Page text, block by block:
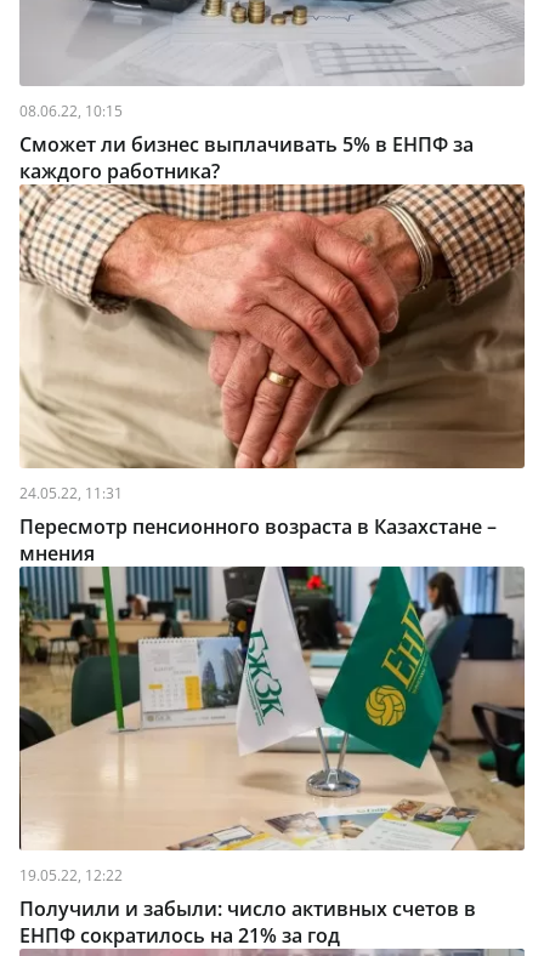
08.06.22, 10:15
Сможет ли бизнес выплачивать 5% в ЕНПФ за
каждого работника?
24.05.22, 11:31
Пересмотр пенсионного возраста в Казахстане –
мнения
19.05.22, 12:22
Получили и забыли: число активных счетов в
ЕНПФ сократилось на 21% за год